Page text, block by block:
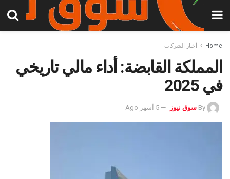
Home أخبار الشركات
المملكة القابضة: أداء مالي تاريخي
في 2025
By سوق نيوز 5 أشهر Ago